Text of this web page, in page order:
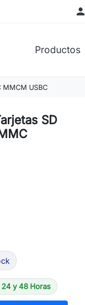

Productos
MMCM USBC
SD
y 48 Horas